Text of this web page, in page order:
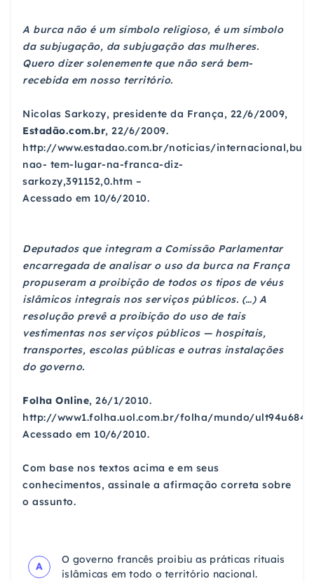
A burca não é um símbolo religioso, é um símbolo
da subjugação, da subjugação das mulheres.
Quero dizer solenemente que não será bem-
recebida em nosso território.
Nicolas Sarkozy, presidente da França, 22/6/2009,
Estadão.com.br, 22/6/2009.
http://www.estadao.com.br/noticias/
nao- tem-lugar-na-franca-diz-
sarkozy,391152,0.htm –
Acessado em 10/6/2010.
Deputados que integram a Comissão Parlamentar
encarregada de analisar o uso da burca na França
propuseram a proibição de todos os tipos de véus
islâmicos integrais nos serviços públicos. (…) A
resolução prevê a proibição do uso de tais
vestimentas nos serviços públicos — hospitais,
transportes, escolas públicas e outras instalações
do governo.
Folha Online, 26/1/2010.
http://www1.folha.uol.com.br/folha/mundo/
Acessado em 10/6/2010.
Com base nos textos acima e em seus
conhecimentos, assinale a afirmação correta sobre
o assunto.
A
O governo francês proibiu as práticas rituais
islâmicas em todo o território nacional.